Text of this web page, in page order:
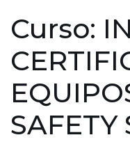
Curso:
SAFETY